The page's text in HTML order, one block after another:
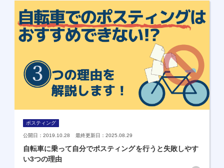
ポスティング
公開日：2019.10.28 最終更新日：2025.08.29
自転車に乗って自分でポスティングを行うと失敗しやす
い3つの理由